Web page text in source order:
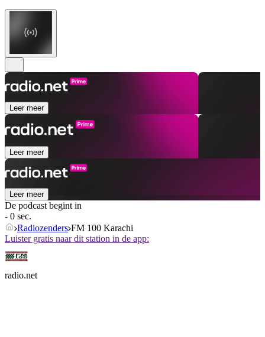
Leer meer
Leer meer
Leer meer
De podcast begint in
- 0 sec.
Radiozenders FM 100 Karachi
Luister gratis naar dit station in de app:
radio.net